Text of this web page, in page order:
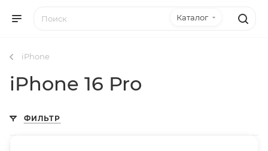
Каталог
iPhone
iPhone 16 Pro
ФИЛЬТР